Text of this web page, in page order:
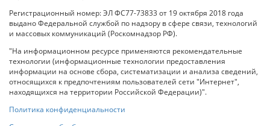
Регистрационный номер: ЭЛ ФС77-73833 от 19 октября 2018 года
выдано Федеральной службой по надзору в сфере связи, технологий
и массовых коммуникаций (Роскомнадзор РФ).
"На информационном ресурсе применяются рекомендательные
технологии (информационные технологии предоставления
информации на основе сбора, систематизации и анализа сведений,
относящихся к предпочтениям пользователей сети "Интернет",
находящихся на территории Российской Федерации)".
Политика конфиденциальности